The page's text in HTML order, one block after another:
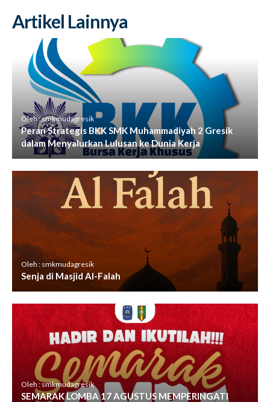
Artikel Lainnya
Oleh : smkmudagresik
Peran Strategis BKK SMK Muhammadiyah 2 Gresik
dalam Menyalurkan Lulusan ke Dunia Kerja
Oleh : smkmudagresik
Senja di Masjid Al-Falah
Oleh : smkmudagresik
SEMARAK LOMBA 17 AGUSTUS MEMPERINGATI